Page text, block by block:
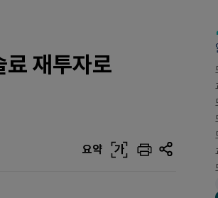
재투자로
요약 가